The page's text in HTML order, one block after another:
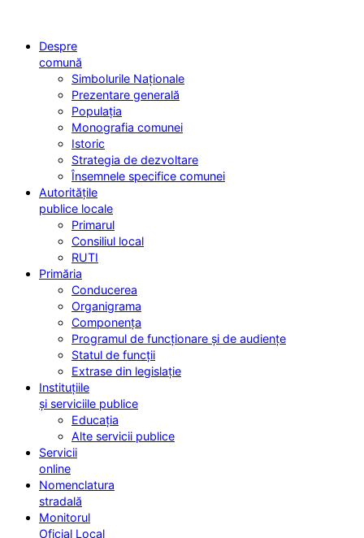
Despre
comună
Simbolurile Naționale
Prezentare generală
Populația
Monografia comunei
Istoric
Strategia de dezvoltare
Însemnele specifice comunei
Autoritățile
publice locale
Primarul
Consiliul local
RUTI
Primăria
Conducerea
Organigrama
Componența
Programul de funcționare și de audiențe
Statul de funcții
Extrase din legislație
Instituțiile
și serviciile publice
Educația
Alte servicii publice
Servicii
online
Nomenclatura
stradală
Monitorul
Oficial Local